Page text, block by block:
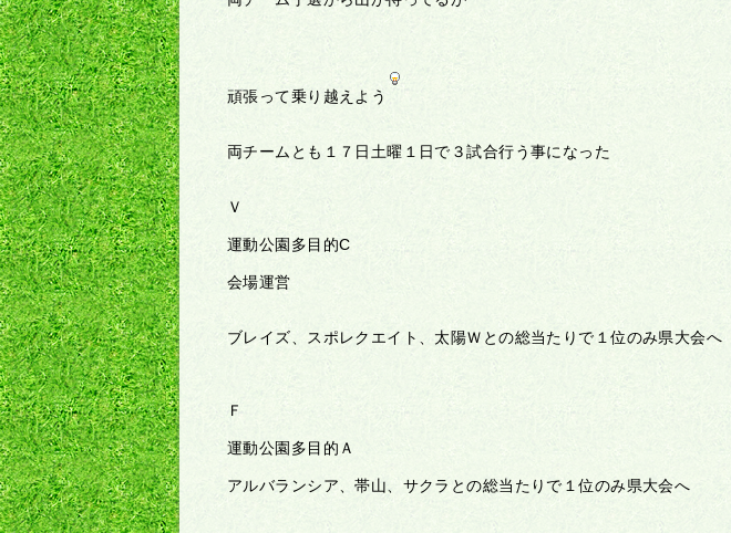
頑張って乗り越えよう
両チームとも１７日土曜１日で３試合行う事になった
Ｖ
運動公園多目的C
会場運営
ブレイズ、スポレクエイト、太陽Ｗとの総当たりで１位のみ県大会へ
Ｆ
運動公園多目的Ａ
アルバランシア、帯山、サクラとの総当たりで１位のみ県大会へ